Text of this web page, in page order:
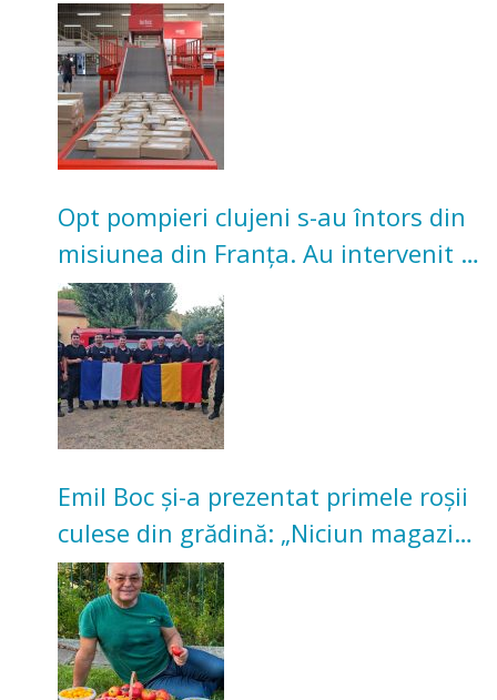
Investiție de 3 milioane de euro
Opt pompieri clujeni s-au întors din
misiunea din Franța. Au intervenit la
incendii de vegetație și pădure
Emil Boc și-a prezentat primele roșii
culese din grădină: „Niciun magazin
nu poate oferi această satisfacție”